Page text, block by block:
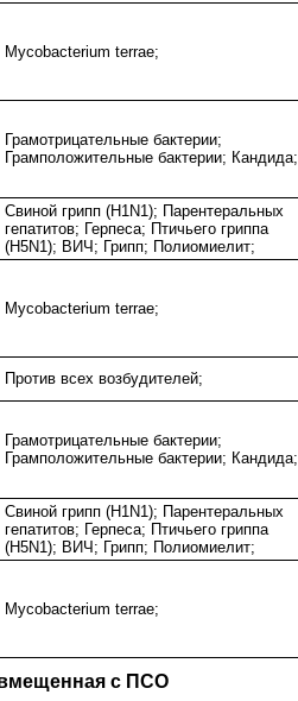
Mycobacterium terrae;
Грамотрицательные бактерии;
Грамположительные бактерии; Кандида;
Свиной грипп (H1N1); Парентеральных
гепатитов; Герпеса; Птичьего гриппа
(H5N1); ВИЧ; Грипп; Полиомиелит;
Mycobacterium terrae;
Против всех возбудителей;
Грамотрицательные бактерии;
Грамположительные бактерии; Кандида;
Свиной грипп (H1N1); Парентеральных
гепатитов; Герпеса; Птичьего гриппа
(H5N1); ВИЧ; Грипп; Полиомиелит;
Mycobacterium terrae;
с ПСО